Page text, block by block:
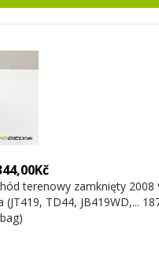
terenowy zamknięty 2008
TD44, JB419WD,...